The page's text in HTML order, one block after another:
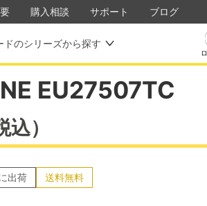
購入相談 サポート ブログ
ドのシリーズから探す
EU27507TC
込）
出荷 送料無料